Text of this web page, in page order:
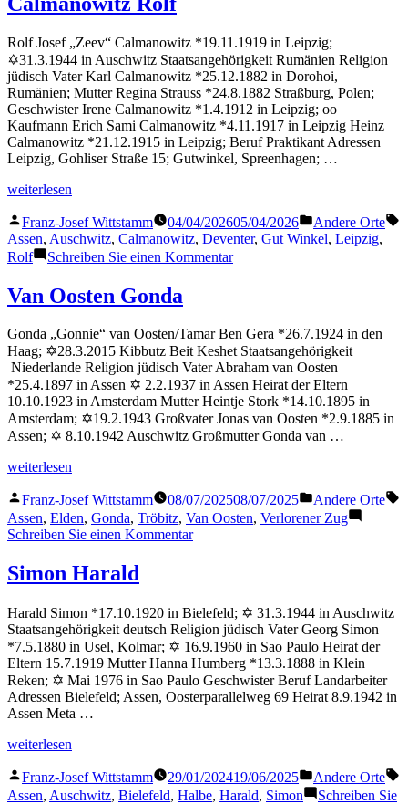
Rolf Josef „Zeev“ Calmanowitz *19.11.1919 in Leipzig;
✡31.3.1944 in Auschwitz Staatsangehörigkeit Rumänien Religion
jüdisch Vater Karl Calmanowitz *25.12.1882 in Dorohoi,
Rumänien; Mutter Regina Strauss *24.8.1882 Straßburg, Polen;
Geschwister Irene Calmanowitz *1.4.1912 in Leipzig; oo
Kaufmann Erich Sami Calmanowitz *4.11.1917 in Leipzig Heinz
Calmanowitz *21.12.1915 in Leipzig; Beruf Praktikant Adressen
Leipzig, Gohliser Straße 15; Gutwinkel, Spreenhagen; …
„Calmanowitz
weiterlesen
Veröffentlicht
von
Franz-Josef Wittstamm 04/04/202605/04/2026
Veröffentlicht
in
Andere Orte
Assen, Auschwitz, Calmanowitz, Deventer, Gut Winkel, Leipzig,
Rolf
Schreiben Sie einen Kommentarzu
Van Oosten Gonda
Gonda „Gonnie“ van Oosten/Tamar Ben Gera *26.7.1924 in den
Haag; ✡28.3.2015 Kibbutz Beit Keshet Staatsangehörigkeit
Niederlande Religion jüdisch Vater Abraham van Oosten
*25.4.1897 in Assen ✡ 2.2.1937 in Assen Heirat der Eltern
10.10.1923 in Amsterdam Mutter Heintje Stork *14.10.1895 in
Amsterdam; ✡19.2.1943 Großvater Jonas van Oosten *2.9.1885 in
Assen; ✡ 8.10.1942 Auschwitz Großmutter Gonda van …
„Van
Gonda“
weiterlesen
Veröffentlicht
von
Franz-Josef Wittstamm 08/07/202508/07/2025
Veröffentlicht
in
Andere Orte
Assen, Elden, Gonda, Tröbitz, Van Oosten, Verlorener Zug
Schreiben Sie einen Kommentarzu
Simon Harald
Harald Simon *17.10.1920 in Bielefeld; ✡ 31.3.1944 in Auschwitz
Staatsangehörigkeit deutsch Religion jüdisch Vater Georg Simon
*7.5.1880 in Usel, Kolmar; ✡ 16.9.1960 in Sao Paulo Heirat der
Eltern 15.7.1919 Mutter Hanna Humberg *13.3.1888 in Klein
Reken; ✡ Mai 1976 in Sao Paulo Geschwister Beruf Landarbeiter
Adressen Bielefeld; Assen, Oosterparallelweg 69 Heirat 8.9.1942 in
Assen Meta …
„Simon
weiterlesen
Veröffentlicht
von
Franz-Josef Wittstamm 29/01/202419/06/2025
Veröffentlicht
in
Andere Orte
Assen, Auschwitz, Bielefeld, Halbe, Harald, Simon
Schreiben Sie